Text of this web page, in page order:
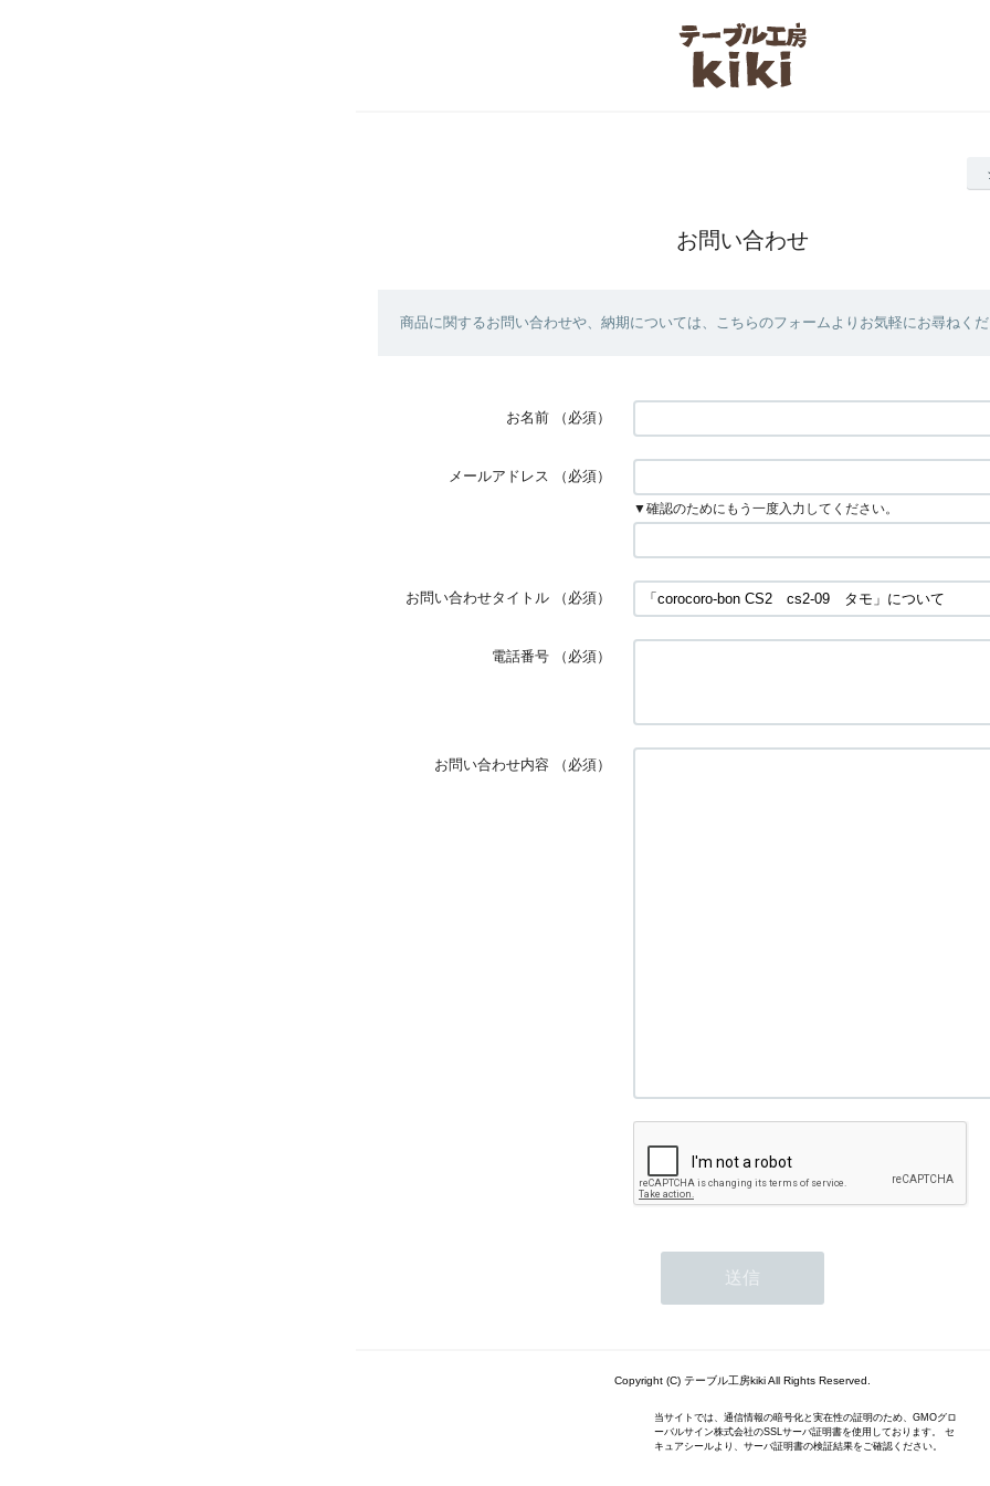
お問い合わせ
商品に関するお問い合わせや、納期については、こちらのフォームよりお気軽にお尋ねく
お名前 （必須）
メールアドレス （必須）
▼確認のためにもう一度入力してください。
お問い合わせタイトル （必須）
電話番号 （必須）
お問い合わせ内容 （必須）
Copyright (C) テーブル工房kiki All Rights Reserved.
当サイトでは、通信情報の暗号化と実在性の証明のため、GMOグロ
ーバルサイン株式会社のSSLサーバ証明書を使用しております。 セ
キュアシールより、サーバ証明書の検証結果をご確認ください。